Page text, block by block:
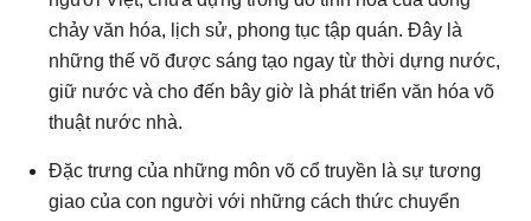
chảy văn hóa, lịch sử, phong tục tập quán. Đây là
những thế võ được sáng tạo ngay từ thời dựng nước,
giữ nước và cho đến bây giờ là phát triển văn hóa võ
thuật nước nhà.
Đặc trưng của những môn võ cổ truyền là sự tương
giao của con người với những cách thức chuyển